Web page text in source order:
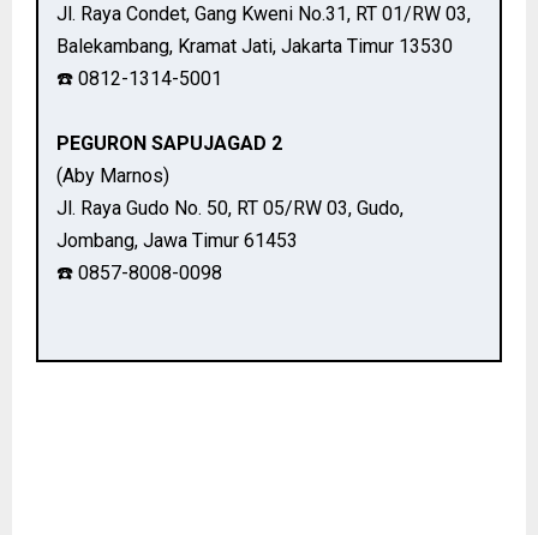
Jl. Raya Condet, Gang Kweni No.31, RT 01/RW 03,
Balekambang, Kramat Jati, Jakarta Timur 13530
☎️ 0812-1314-5001
PEGURON SAPUJAGAD 2
(Aby Marnos)
Jl. Raya Gudo No. 50, RT 05/RW 03, Gudo,
Jombang, Jawa Timur 61453
☎️ 0857-8008-0098